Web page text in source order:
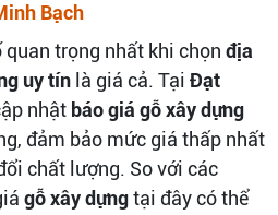
Bạch
trọng nhất khi chọn địa
uy tín là giá cả. Tại Đạt
nhật báo giá gỗ xây dựng
đảm bảo mức giá thấp nhất
chất lượng. So với các
gỗ xây dựngtại đây có thể